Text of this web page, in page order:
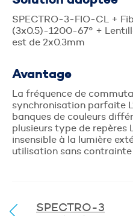
SPECTRO-3-FIO-CL +
(3x0.5)-1200-67° +
est de 2x0.3mm
Avantage
La fréquence de
synchronisation parfaite
banques de couleurs
plusieurs type de repères
insensible à la lumière
utilisation sans contrainte
SPECTRO-3